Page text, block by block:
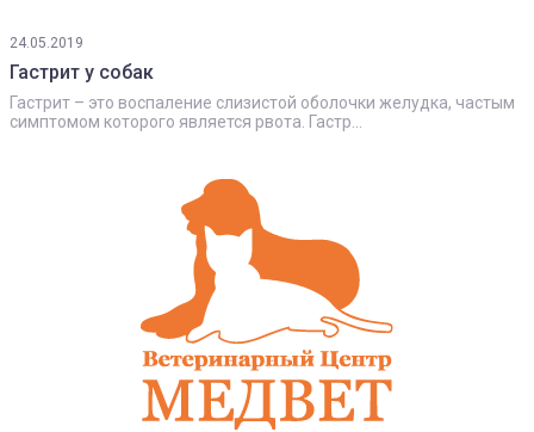
24.05.2019
Гастрит у собак
Гастрит – это воспаление слизистой оболочки желудка, частым
симптомом которого является рвота. Гастр...